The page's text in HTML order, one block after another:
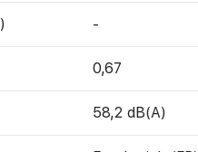
-
0,67
58,2 dB(A)